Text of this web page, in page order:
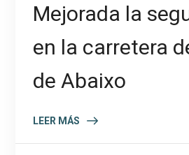
Mejorada la
en la carretera
de Abaixo
LEER MÁS